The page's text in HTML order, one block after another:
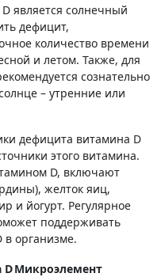
является солнечный
дефицит,
количество времени
и летом. Также, для
сознательно
– утренние или
дефицита витамина D
этого витамина.
D, включают
желток яиц,
и йогурт. Регулярное
поддерживать
организме.
DМикроэлемент